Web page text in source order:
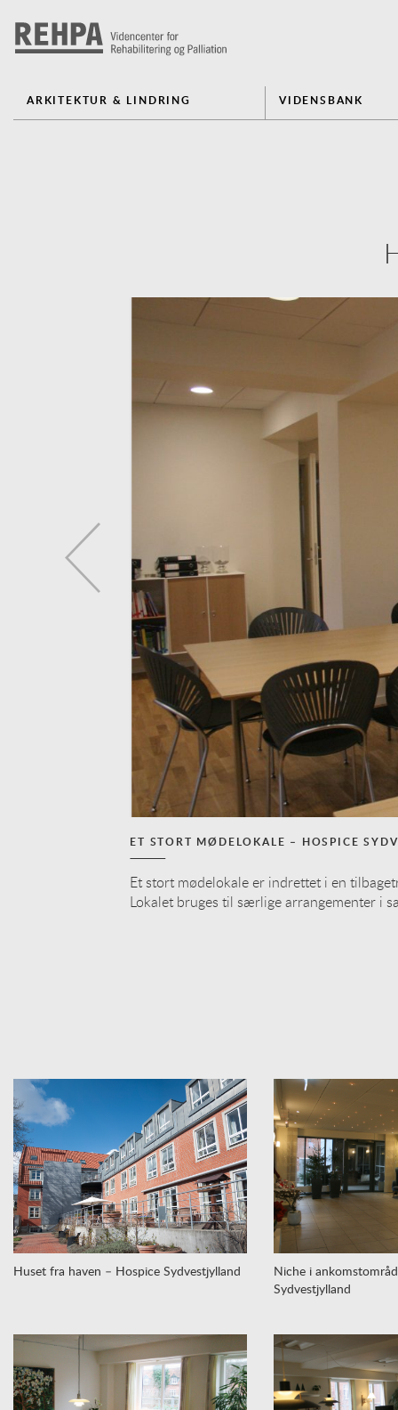
ARKITEKTUR & LINDRING VIDENSBANK
ET STORT MØDELOKALE – HOSPICE
Et stort mødelokale er indrettet i en
Lokalet bruges til særlige arrangementer i
Huset fra haven – Hospice Sydvestjylland
Niche i
Sydvestjylland